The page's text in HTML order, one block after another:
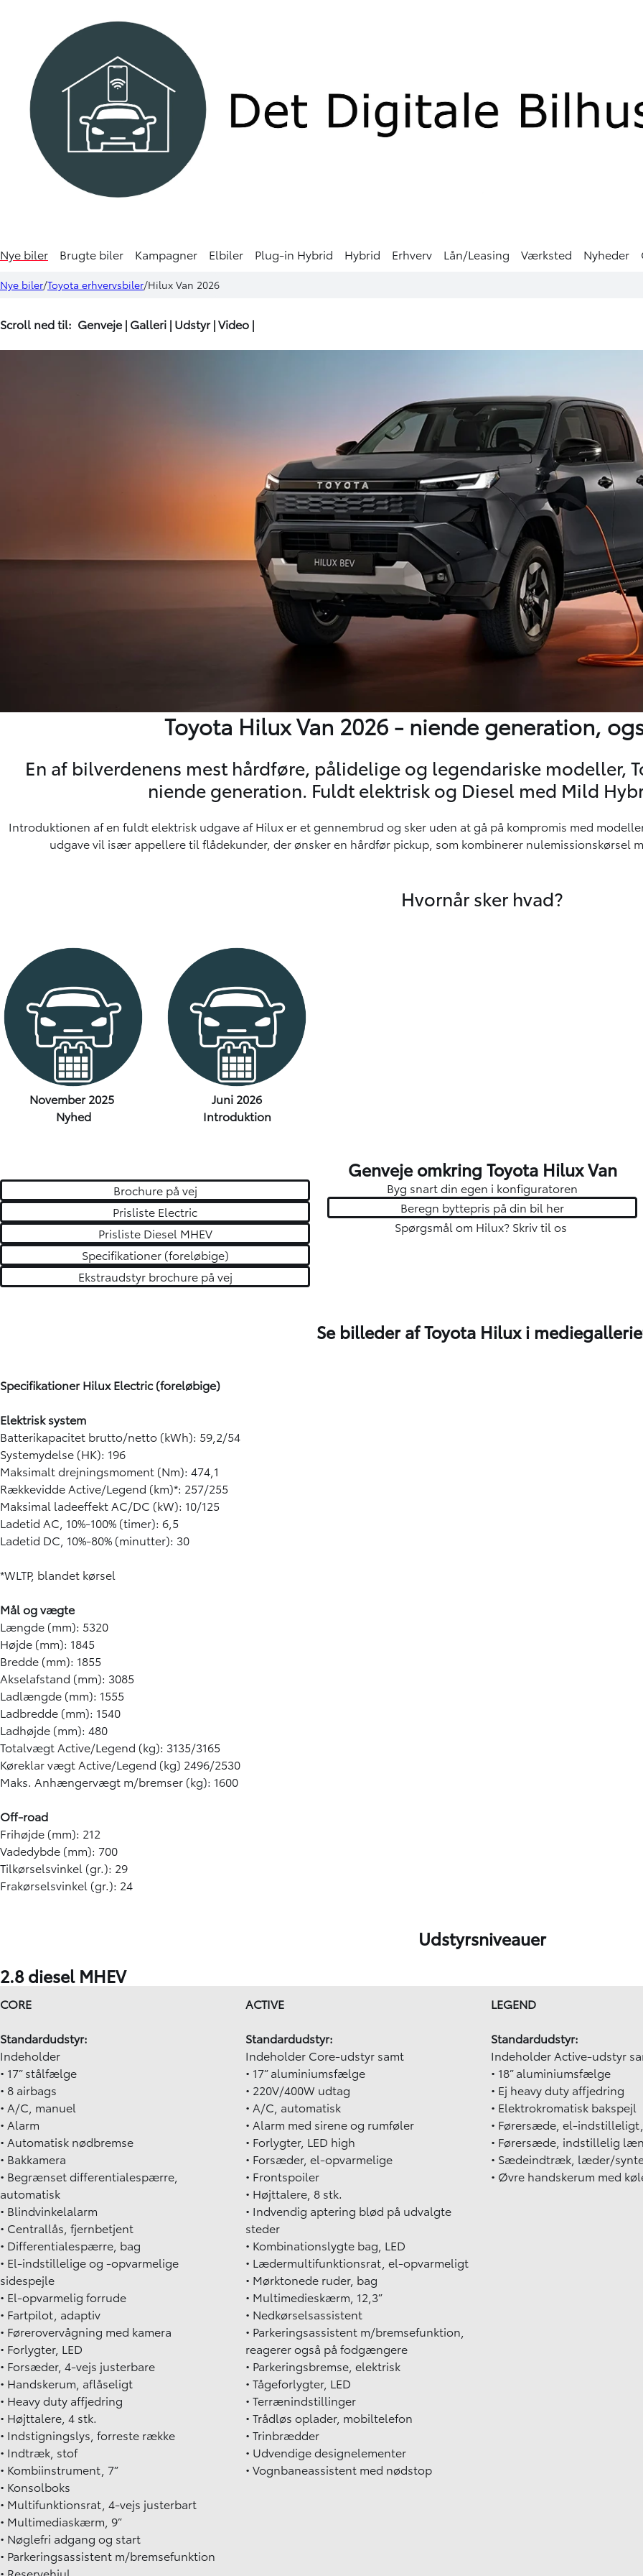
Nye biler Brugte biler Kampagner Elbiler Plug-in Hybrid Hybrid Erhverv Lån/Leasing Værksted Nyheder
Nye biler Toyota erhvervsbiler Hilux Van 2026
Scroll ned til: Genveje| Galleri | Udstyr|Video |
Toyota Hilux Van 2026 - niende generation,
En af bilverdenens mest hårdføre, pålidelige og legendariske modeller,
niende generation. Fuldt elektrisk og Diesel med Mild
Introduktionen af en fuldt elektrisk udgave af Hilux er et gennembrud og sker uden at gå på kompromis med
udgave vil især appellere til flådekunder, der ønsker en hårdfør pickup, som kombinerer nulemissionskørsel
Hvornår sker hvad?
November 2025
Nyhed
Juni 2026
Introduktion
Genveje omkring Toyota Hilux Van
Brochure på vej
Prisliste Electric
Prisliste Diesel MHEV
Specifikationer (foreløbige)
Ekstraudstyr brochure på vej
Byg snart din egen i konfiguratoren
Beregn byttepris på din bil her
Spørgsmål om Hilux? Skriv til os
Se billeder af Toyota Hilux i
Specifikationer Hilux Electric (foreløbige)
Elektrisk system
Batterikapacitet brutto/netto (kWh): 59,2/54
Systemydelse (HK): 196
Maksimalt drejningsmoment (Nm): 474,1
Rækkevidde Active/Legend (km)*: 257/255
Maksimal ladeeffekt AC/DC (kW): 10/125
Ladetid AC, 10%-100% (timer): 6,5
Ladetid DC, 10%-80% (minutter): 30
*WLTP, blandet kørsel
Mål og vægte
Længde (mm): 5320
Højde (mm): 1845
Bredde (mm): 1855
Akselafstand (mm): 3085
Ladlængde (mm): 1555
Ladbredde (mm): 1540
Ladhøjde (mm): 480
Totalvægt Active/Legend (kg): 3135/3165
Køreklar vægt Active/Legend (kg) 2496/2530
Maks. Anhængervægt m/bremser (kg): 1600
Off-road
Frihøjde (mm): 212
Vadedybde (mm): 700
Tilkørselsvinkel (gr.): 29
Frakørselsvinkel (gr.): 24
Udstyrsniveauer
2.8 diesel MHEV
CORE
Standardudstyr:
Indeholder
• 17” stålfælge
• 8 airbags
• A/C, manuel
• Alarm
• Automatisk nødbremse
• Bakkamera
• Begrænset differentialespærre,
automatisk
• Blindvinkelalarm
• Centrallås, fjernbetjent
• Differentialespærre, bag
• El-indstillelige og -opvarmelige
sidespejle
• El-opvarmelig forrude
• Fartpilot, adaptiv
• Førerovervågning med kamera
• Forlygter, LED
• Forsæder, 4-vejs justerbare
• Handskerum, aflåseligt
• Heavy duty affjedring
• Højttalere, 4 stk.
• Indstigningslys, forreste række
• Indtræk, stof
• Kombiinstrument, 7”
• Konsolboks
• Multifunktionsrat, 4-vejs justerbart
• Multimediaskærm, 9”
• Nøglefri adgang og start
• Parkeringsassistent m/bremsefunktion
ACTIVE
Standardudstyr:
Indeholder Core-udstyr samt
• 17” aluminiumsfælge
• 220V/400W udtag
• A/C, automatisk
• Alarm med sirene og rumføler
• Forlygter, LED high
• Forsæder, el-opvarmelige
• Frontspoiler
• Højttalere, 8 stk.
• Indvendig aptering blød på udvalgte
steder
• Kombinationslygte bag, LED
• Lædermultifunktionsrat, el-opvarmeligt
• Mørktonede ruder, bag
• Multimedieskærm, 12,3”
• Nedkørselsassistent
• Parkeringsassistent m/bremsefunktion,
reagerer også på fodgængere
• Parkeringsbremse, elektrisk
• Tågeforlygter, LED
• Terrænindstillinger
• Trådløs oplader, mobiltelefon
• Trinbrædder
• Udvendige designelementer
• Vognbaneassistent med nødstop
LEGEND
Standardudstyr:
Indeholder Active-udstyr
• 18” aluminiumsfælge
• Ej heavy duty affjedring
• Elektrokromatisk bakspejl
• Førersæde, el-
• Førersæde, indstillelig
• Sædeindtræk, læder/
• Øvre handskerum med